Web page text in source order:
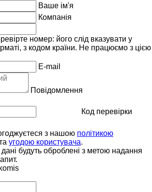
Ваше ім'я
Компанія
номер: його слід вказувати у
з кодом країни. Не працюємо з цією
E-mail
Повідомлення
Код перевірки
з нашою політикою
угодою користувача.
будуть оброблені з метою надання